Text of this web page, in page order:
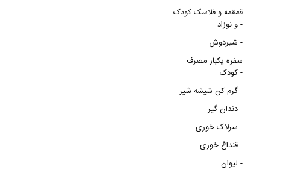
قمقمه و فلاسک کودک
و نوزاد -
شیردوش -
سفره یکبار مصرف
کودک -
گرم کن شیشه شیر -
دندان گیر -
سرلاک خوری -
قنداغ خوری -
لیوان -